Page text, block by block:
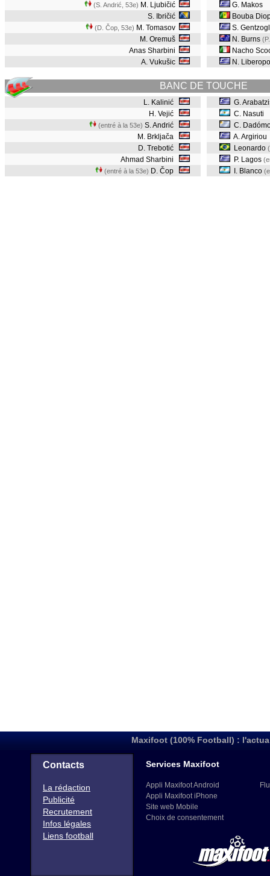
(S. Andrić, 53e) M. Ljubičić
S. Ibričić
(D. Čop, 53e) M. Tomasov
M. Oremuš
Anas Sharbini
A. Vukušic
G. Makos
Bouba
S.
N. Burns
Nacho
N.
BANC DE TOUCHE
L. Kalinić
H. Vejić
(entré à la 53e) S. Andrić
M. Brkljača
D. Trebotić
Ahmad Sharbini
(entré à la 53e) D. Čop
G.
C. Nasuti
C.
A. Argiriou
Leonardo
P. Lagos
I. Blanco
Maxifoot (100% Football) :
Contacts
La rédaction
Publicité
Recrutement
Infos légales
Liens football
Services Maxifoot
Appli Maxifoot Android
Appli Maxifoot iPhone
Site web Mobile
Choix de consentement